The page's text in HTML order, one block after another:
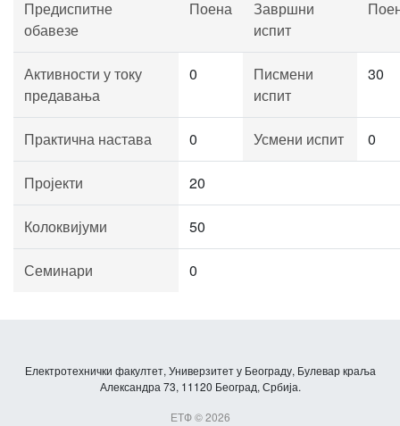
Предиспитне
обавезе
Поена
Завршни
испит
Активности у току
предавања
0
Писмени
испит
30
Практична настава 0 Усмени испит 0
Пројекти 20
Колоквијуми 50
Семинари 0
Електротехнички факултет, Универзитет у Београду, Булевар краља
Александра 73, 11120 Београд, Србија.
ЕТФ © 2026